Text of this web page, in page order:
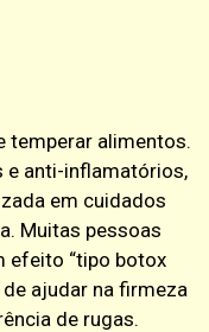
temperar alimentos.
e anti-inflamatórios,
em cuidados
Muitas pessoas
efeito “tipo botox
ajudar na firmeza
de rugas.